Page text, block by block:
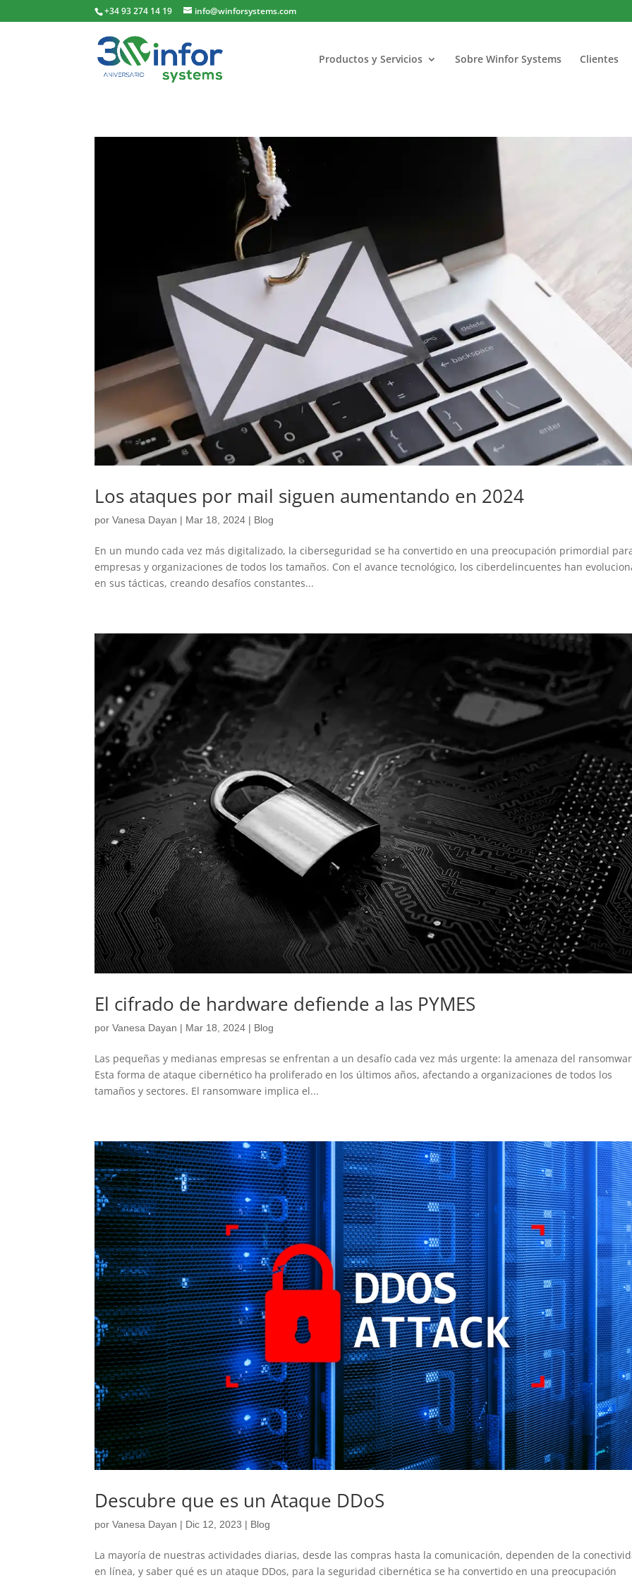
+34 93 274 14 19 info@winforsystems.com
Productos y Servicios Sobre Winfor Systems Clientes
Los ataques por mail siguen aumentando en 2024
porVanesa Dayan | Mar 18, 2024 | Blog
En un mundo cada vez más digitalizado, la ciberseguridad se ha convertido en una preocupación primordial
empresas y organizaciones de todos los tamaños. Con el avance tecnológico, los ciberdelincuentes han
en sus tácticas, creando desafíos constantes...
El cifrado de hardware defiende a las PYMES
porVanesa Dayan | Mar 18, 2024 | Blog
Las pequeñas y medianas empresas se enfrentan a un desafío cada vez más urgente: la amenaza del
Esta forma de ataque cibernético ha proliferado en los últimos años, afectando a organizaciones de todos los
tamaños y sectores. El ransomware implica el...
Descubre que es un Ataque DDoS
porVanesa Dayan | Dic 12, 2023 | Blog
La mayoría de nuestras actividades diarias, desde las compras hasta la comunicación, dependen de la
en línea, y saber qué es un ataque DDos, para la seguridad cibernética se ha convertido en una preocupación